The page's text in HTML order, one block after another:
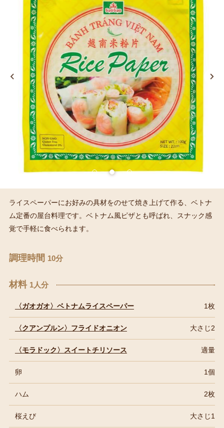
ライスペーパーにお好みの具材をのせて焼き上げて作る、ベトナ
ム定番の屋台料理です。ベトナム風ピザとも呼ばれ、スナック感
覚で手軽に食べられます。
調理時間 10分
材料 1人分
〈ガオガオ〉ベトナムライスペーパー 1枚
〈クアンプルン〉フライドオニオン 大さじ2
〈モラドック〉スイートチリソース 適量
卵 1個
ハム 2枚
桜えび 大さじ1